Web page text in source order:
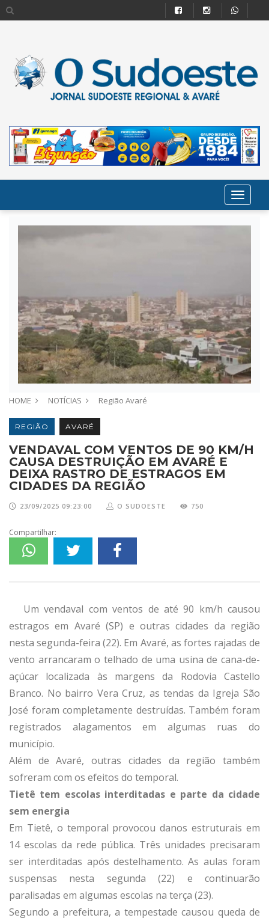
HOME NOTÍCIAS Região Avaré
REGIÃO AVARÉ
VENDAVAL COM VENTOS DE 90 KM/H
CAUSA DESTRUIÇÃO EM AVARÉ E
DEIXA RASTRO DE ESTRAGOS EM
CIDADES DA REGIÃO
23/09/2025 09:23:00 O SUDOESTE 750
Compartilhar:
Um vendaval com ventos de até 90 km/h causou
estragos em Avaré (SP) e outras cidades da região
nesta segunda-feira (22). Em Avaré, as fortes rajadas de
vento arrancaram o telhado de uma usina de cana-de-
açúcar localizada às margens da Rodovia Castello
Branco. No bairro Vera Cruz, as tendas da Igreja São
José foram completamente destruídas. Também foram
registrados alagamentos em algumas ruas do
município.
Além de Avaré, outras cidades da região também
sofreram com os efeitos do temporal.
Tietê tem escolas interditadas e parte da cidade
sem energia
Em Tietê, o temporal provocou danos estruturais em
14 escolas da rede pública. Três unidades precisaram
ser interditadas após destelhamento. As aulas foram
suspensas nesta segunda (22) e continuarão
paralisadas em algumas escolas na terça (23).
Segundo a prefeitura, a tempestade causou queda de